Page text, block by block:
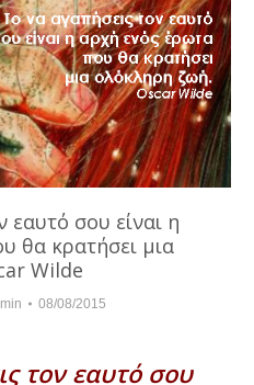
εαυτό σου είναι η
θα κρατήσει μια
Wilde
08/08/2015
τον εαυτό σου